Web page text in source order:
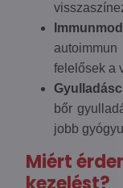
felelősek a
bőr
jobb
Miért